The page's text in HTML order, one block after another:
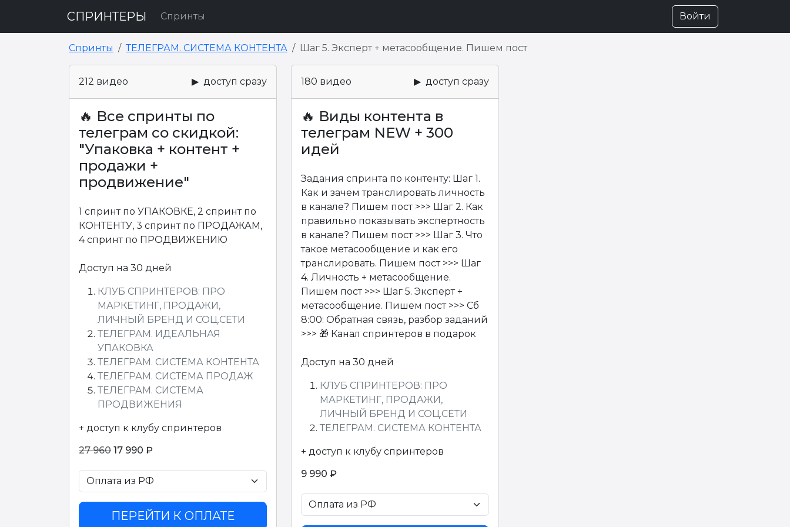
СПРИНТЕРЫ Спринты Войти
Спринты ТЕЛЕГРАМ. СИСТЕМА КОНТЕНТА Шаг 5. Эксперт + метасообщение. Пишем пост
212 видео ▶ доступ сразу
🔥 Все спринты по
телеграм со скидкой:
"Упаковка + контент +
продажи +
продвижение"
1 спринт по УПАКОВКЕ, 2 спринт по
КОНТЕНТУ, 3 спринт по ПРОДАЖАМ,
4 спринт по ПРОДВИЖЕНИЮ
Доступ на 30 дней
КЛУБ СПРИНТЕРОВ: ПРО
МАРКЕТИНГ, ПРОДАЖИ,
ЛИЧНЫЙ БРЕНД И СОЦ.СЕТИ
ТЕЛЕГРАМ. ИДЕАЛЬНАЯ
УПАКОВКА
ТЕЛЕГРАМ. СИСТЕМА КОНТЕНТА
ТЕЛЕГРАМ. СИСТЕМА ПРОДАЖ
ТЕЛЕГРАМ. СИСТЕМА
ПРОДВИЖЕНИЯ
+ доступ к клубу спринтеров
27 960 17 990 ₽
ПЕРЕЙТИ К ОПЛАТЕ
180 видео ▶ доступ сразу
🔥 Виды контента в
телеграм NEW + 300
идей
Задания спринта по контенту: Шаг 1.
Как и зачем транслировать личность
в канале? Пишем пост >>> Шаг 2. Как
правильно показывать экспертность
в канале? Пишем пост >>> Шаг 3. Что
такое метасообщение и как его
транслировать. Пишем пост >>> Шаг
4. Личность + метасообщение.
Пишем пост >>> Шаг 5. Эксперт +
метасообщение. Пишем пост >>> Cб
8:00: Обратная связь, разбор заданий
>>> 🎁 Канал спринтеров в подарок
Доступ на 30 дней
КЛУБ СПРИНТЕРОВ: ПРО
МАРКЕТИНГ, ПРОДАЖИ,
ЛИЧНЫЙ БРЕНД И СОЦ.СЕТИ
ТЕЛЕГРАМ. СИСТЕМА КОНТЕНТА
+ доступ к клубу спринтеров
9 990 ₽